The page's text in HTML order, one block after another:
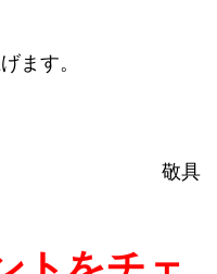
ます。
敬具